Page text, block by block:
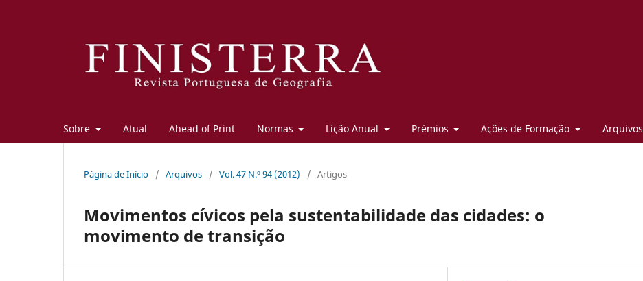
Sobre Atual Ahead of Print Normas Lição Anual Prémios Ações de Formação Arquivos
Página de Início / Arquivos / Vol. 47 N.º 94 (2012) / Artigos
Movimentos cívicos pela sustentabilidade das cidades: o
movimento de transição